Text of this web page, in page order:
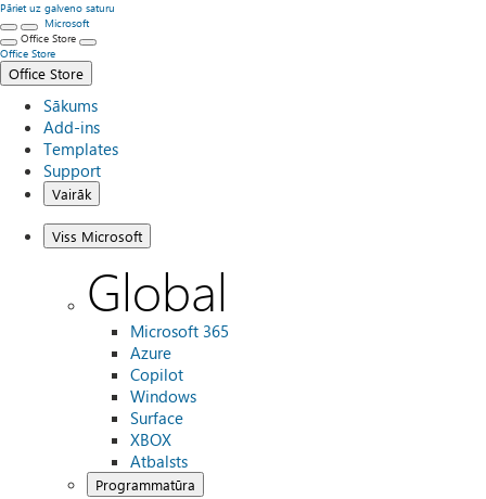
Pāriet uz galveno saturu
Microsoft
Office Store
Office Store
Office Store
Sākums
Add-ins
Templates
Support
Vairāk
Viss Microsoft
Global
Microsoft 365
Azure
Copilot
Windows
Surface
XBOX
Atbalsts
Programmatūra